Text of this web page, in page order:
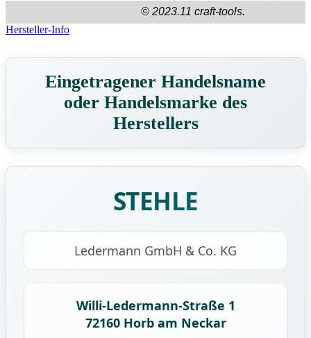
© 2023.11 craft-tools.
Hersteller-Info
Eingetragener Handelsname
oder Handelsmarke des
Herstellers
STEHLE
Ledermann GmbH & Co. KG
Willi-Ledermann-Straße 1
72160 Horb am Neckar